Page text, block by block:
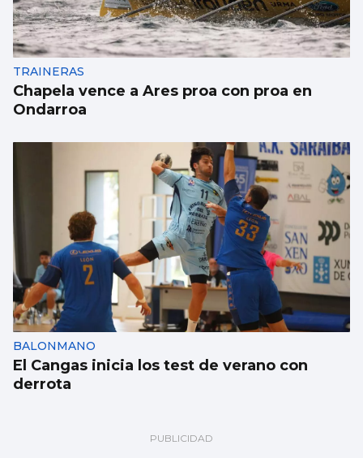
TRAINERAS
Chapela vence a Ares proa con proa en
Ondarroa
BALONMANO
El Cangas inicia los test de verano con
derrota